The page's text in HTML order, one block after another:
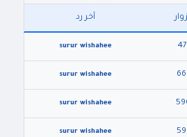
آخر رد
surur wishahee
surur wishahee
surur wishahee
surur wishahee